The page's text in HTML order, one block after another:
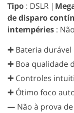
Tipo : DSLR |
de disparo
intempéries : Não
✚ Bateria durável
✚ Boa qualidade
✚ Controles
✚ Ótimo foco
— Não à prova